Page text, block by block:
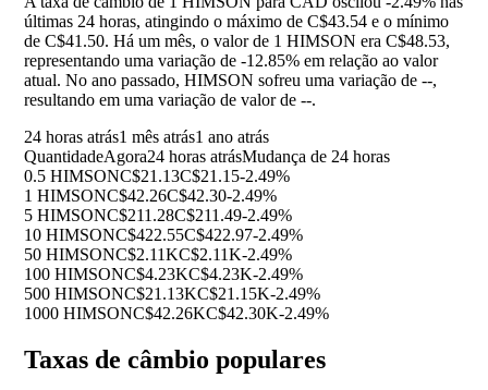
últimas 24 horas, atingindo o máximo de C$43.54 e o mínimo
de C$41.50. Há um mês, o valor de 1 HIMSON era C$48.53,
representando uma variação de -12.85% em relação ao valor
atual. No ano passado, HIMSON sofreu uma variação de --,
resultando em uma variação de valor de --.
24 horas atrás1 mês atrás1 ano atrás
QuantidadeAgora24 horas atrásMudança de 24 horas
0.5 HIMSONC$21.13C$21.15-2.49%
1 HIMSONC$42.26C$42.30-2.49%
5 HIMSONC$211.28C$211.49-2.49%
10 HIMSONC$422.55C$422.97-2.49%
50 HIMSONC$2.11KC$2.11K-2.49%
100 HIMSONC$4.23KC$4.23K-2.49%
500 HIMSONC$21.13KC$21.15K-2.49%
1000 HIMSONC$42.26KC$42.30K-2.49%
Taxas de câmbio populares